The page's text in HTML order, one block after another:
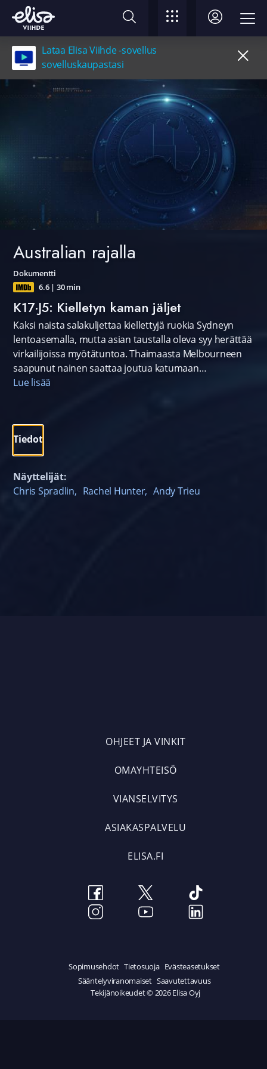
Lataa Elisa Viihde -sovellus
sovelluskaupastasi
Australian rajalla
Dokumentti
6.6| 30 min
K17·J5: Kielletyn kaman jäljet
Kaksi naista salakuljettaa kiellettyjä ruokia Sydneyn
lentoasemalla, mutta asian taustalla oleva syy herättää
virkailijoissa myötätuntoa. Thaimaasta Melbourneen
saapunut nainen saattaa joutua katumaan
matkalaukun lainaamista tuttavaltaan. Melbournen
Lue lisää
Tiedot
Näyttelijät:
Chris Spradlin, Rachel Hunter, Andy Trieu
OHJEET JA VINKIT
OMAYHTEISÖ
VIANSELVITYS
ASIAKASPALVELU
ELISA.FI
Sopimusehdot Tietosuoja Evästeasetukset
Sääntelyviranomaiset Saavutettavuus
Tekijänoikeudet © 2026 Elisa Oyj